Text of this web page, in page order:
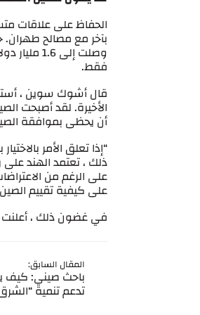
الحفاظ على علاقات
بآخر مع مصالح طهران.
فقط.
قال أشوك سوين ،
الأخيرة. لقد أصبحت
أن يحظى بموافقة
“إذا تعلق الأمر
ذلك ، تعتمد الهند
على الرغم من
على كيفية تقييم
في غضون ذلك ، أعلنت الهند عن استثمار بقيمة 80
المقال السابق:
باحث صيني: كيف
تدعم تنمية